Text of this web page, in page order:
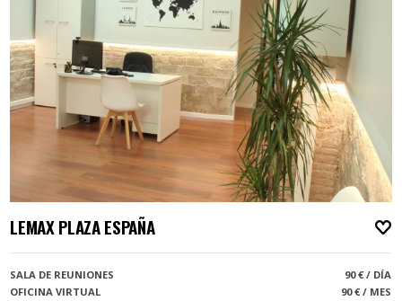
LEMAX PLAZA ESPAÑA
SALA DE REUNIONES
90 € / DÍA
OFICINA VIRTUAL
90 € / MES